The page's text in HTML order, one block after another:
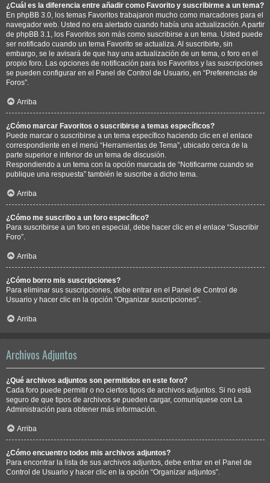
¿Cuál es la diferencia entre añadir como Favorito y suscribirme a un tema?
En phpBB 3.0, los temas Favoritos trabajaron mucho como marcadores para el
navegador web. Usted no era alertado cuando había una actualización. A partir
de phpBB 3.1, los Favoritos son más como suscribirse a un tema. Usted puede
ser notificado cuando un tema Favorito se actualiza. Al suscribirte, sin
embargo, se le avisará de que hay una actualización de un tema, o foro en el
propio foro. Las opciones de notificación para los Favoritos y las suscripciones
se pueden configurar en el Panel de Control de Usuario, en “Preferencias de
Foros”.
Arriba
¿Cómo marcar Favoritos o suscribirse a temas específicos?
Puede marcar o suscribirse a un tema específico haciendo clic en el enlace
correspondiente en el menú “Herramientas de Tema”, ubicado cerca de la
parte superior e inferior de un tema de discusión.
Respondiendo a un tema con la opción marcada de “Notificarme cuando se
publique una respuesta” también le suscribe a dicho tema.
Arriba
¿Cómo me suscribo a un foro específico?
Para suscribirse a un foro en especial, debe hacer clic en el enlace “Suscribir
Foro”.
Arriba
¿Cómo borro mis suscripciones?
Para eliminar sus suscripciones, debe entrar en el Panel de Control de
Usuario y hacer clic en la opción “Organizar suscripciones”.
Arriba
Archivos Adjuntos
¿Qué archivos adjuntos son permitidos en este foro?
Cada foro puede permitir o no ciertos tipos de archivos adjuntos. Si no está
seguro de que tipos de archivos se pueden cargar, comuníquese con La
Administración para obtener más información.
Arriba
¿Cómo encuentro todos mis archivos adjuntos?
Para encontrar la lista de sus archivos adjuntos, debe entrar en el Panel de
Control de Usuario y hacer clic en la opción “Organizar adjuntos”.